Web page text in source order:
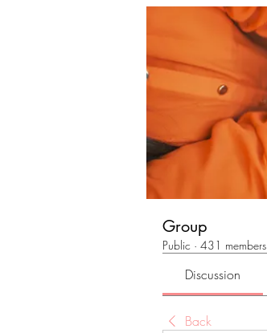
Group
Public · 431 members
Discussion
Back